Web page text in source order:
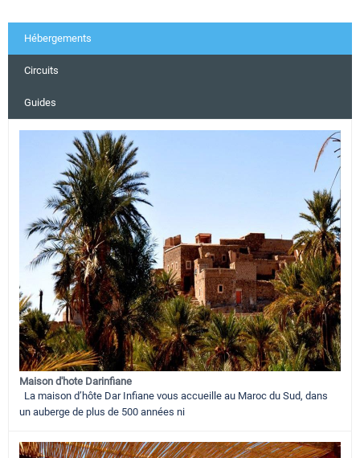
Hébergements
Circuits
Guides
Maison d'hote Darinfiane
La maison d’hôte Dar Infiane vous accueille au Maroc du Sud, dans
un auberge de plus de 500 années ni